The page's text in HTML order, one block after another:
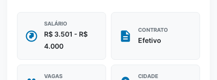
SALÁRIO
R$ 3.501 - R$
4.000
CONTRATO
Efetivo
VAGAS CIDADE